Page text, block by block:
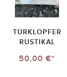
TÜRKLOPFER
RUSTIKAL
50,00 €*